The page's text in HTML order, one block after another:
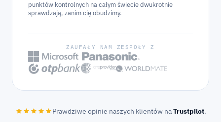
punktów kontrolnych na całym świecie dwukrotnie
sprawdzają, zanim cię obudzimy.
ZAUFAŁY NAM ZESPOŁY Z
Prawdziwe opinie naszych klientów naTrustpilot.